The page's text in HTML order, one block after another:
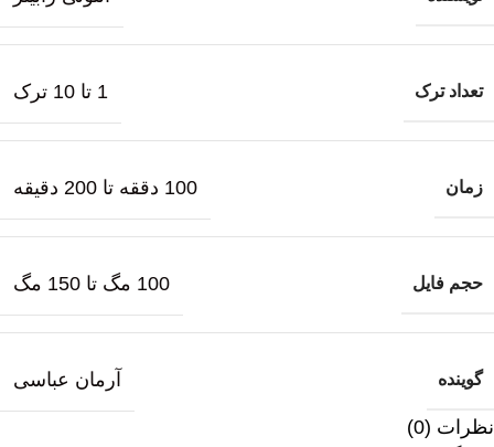
تعداد ترک 1 تا 10 ترک
زمان 100 دققه تا 200 دقیقه
حجم فایل 100 مگ تا 150 مگ
گوینده آرمان عباسی
نظرات (0)